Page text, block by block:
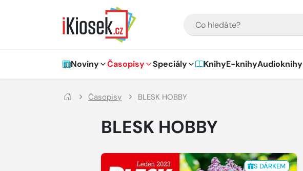
Hlavní navigace
Noviny Časopisy Speciály KnihyE-knihyAudioknihy
Časopisy BLESK HOBBY
BLESK HOBBY
S DÁRKEM